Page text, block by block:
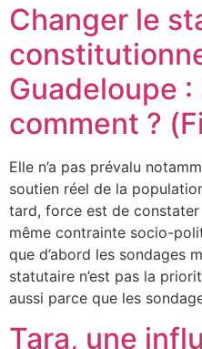
Changer le
Guadeloupe
comment ?
Elle n’a pas prévalu
soutien réel de la
tard, force est de
même contrainte socio-
que d’abord les sondages
statutaire n’est pas la
aussi parce que les
Tara, une